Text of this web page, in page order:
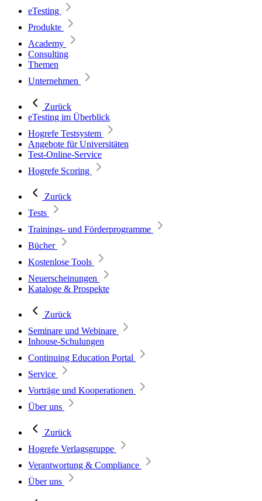
eTesting
Produkte
Academy
Consulting
Themen
Unternehmen
Zurück
eTesting im Überblick
Hogrefe Testsystem
Angebote für Universitäten
Test-Online-Service
Hogrefe Scoring
Zurück
Tests
Trainings- und Förderprogramme
Bücher
Kostenlose Tools
Neuerscheinungen
Kataloge & Prospekte
Zurück
Seminare und Webinare
Inhouse-Schulungen
Continuing Education Portal
Service
Vorträge und Kooperationen
Über uns
Zurück
Hogrefe Verlagsgruppe
Verantwortung & Compliance
Über uns